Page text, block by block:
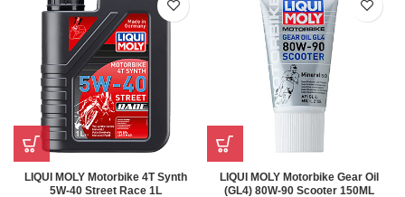
LIQUI MOLY Motorbike 4T Synth
5W-40 Street Race 1L
LIQUI MOLY Motorbike Gear Oil
(GL4) 80W-90 Scooter 150ML